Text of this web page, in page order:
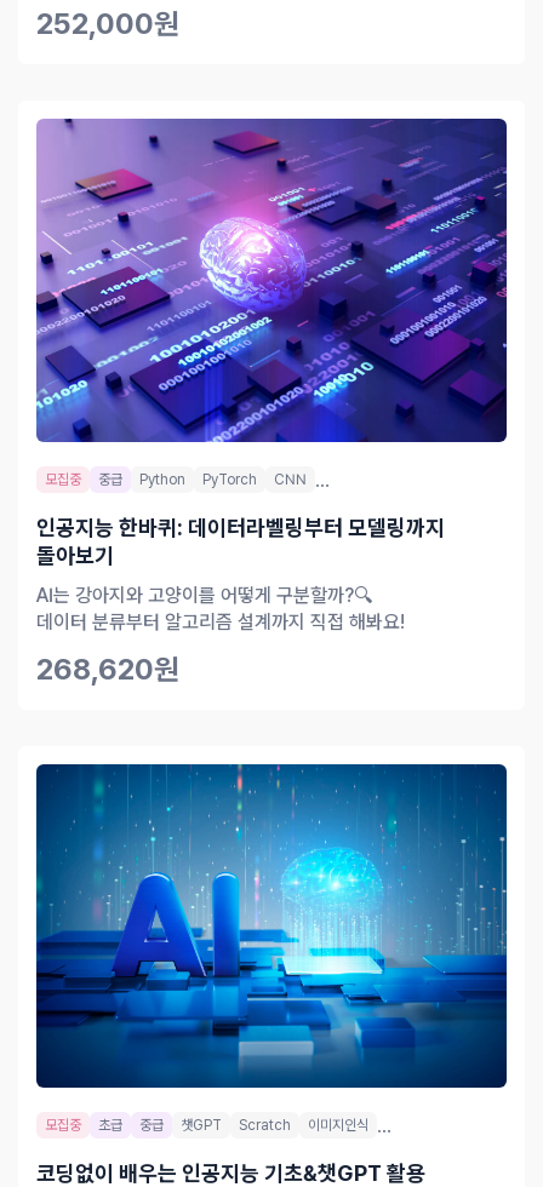
252,000원
모집중 중급 Python PyTorch CNN ...
인공지능 한바퀴: 데이터라벨링부터 모델링까지
돌아보기
AI는 강아지와 고양이를 어떻게 구분할까?🔍
데이터 분류부터 알고리즘 설계까지 직접 해봐요!
268,620원
모집중 초급 중급 챗GPT Scratch 이미지인식 ...
코딩없이 배우는 인공지능 기초&챗GPT 활용